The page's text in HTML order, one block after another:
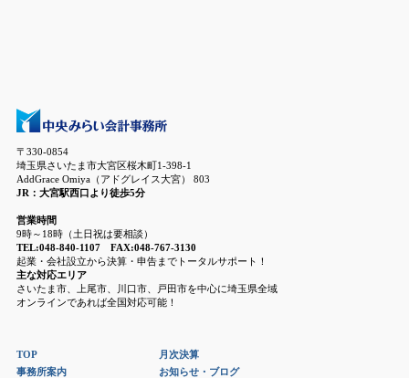
〒330-0854
埼玉県さいたま市大宮区桜木町1-398-1
AddGrace Omiya（アドグレイス大宮） 803
JR：大宮駅西口より徒歩5分
営業時間
9時～18時（土日祝は要相談）
TEL:048-840-1107 FAX:048-767-3130
起業・会社設立から決算・申告までトータルサポート！
主な対応エリア
さいたま市、上尾市、川口市、戸田市を中心に埼玉県全域
オンラインであれば全国対応可能！
TOP
事務所案内
月次決算
お知らせ・ブログ